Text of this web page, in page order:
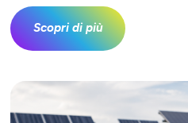
Scopri di più